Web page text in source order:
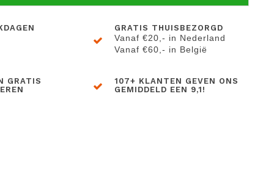
GRATIS THUISBEZORGD
Vanaf €20,- in Nederland
Vanaf €60,- in België
GRATIS
107+ KLANTEN GEVEN ONS
GEMIDDELD EEN 9,1!